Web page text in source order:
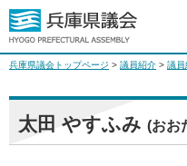
兵庫県議会トップページ > 議員紹介 > 議員
太田 やすふみ (おお